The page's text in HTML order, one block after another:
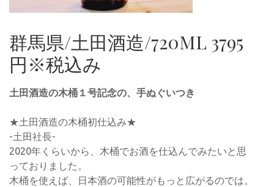
群馬県/土田酒造/720ML 3795
円※税込み
土田酒造の木桶１号記念の、手ぬぐいつき
★土田酒造の木桶初仕込み★
-土田社長-
2020年くらいから、木桶でお酒を仕込んでみたいと思
っておりました。
木桶を使えば、日本酒の可能性がもっと広がるのでは。